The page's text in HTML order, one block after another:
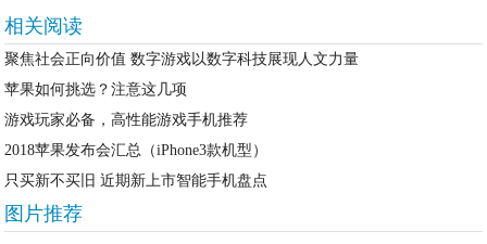
相关阅读
聚焦社会正向价值 数字游戏以数字科技展现人文力量
苹果如何挑选？注意这几项
游戏玩家必备，高性能游戏手机推荐
2018苹果发布会汇总（iPhone3款机型）
只买新不买旧 近期新上市智能手机盘点
图片推荐